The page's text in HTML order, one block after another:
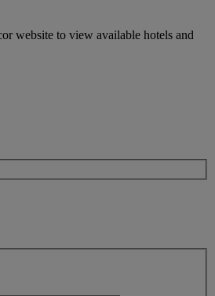
website to view available hotels and